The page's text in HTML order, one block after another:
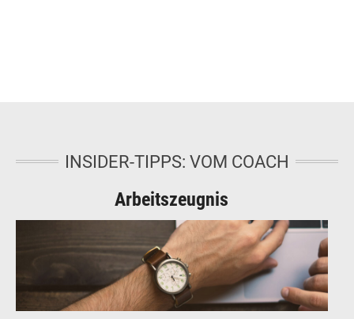
INSIDER-TIPPS: VOM COACH
Arbeitszeugnis